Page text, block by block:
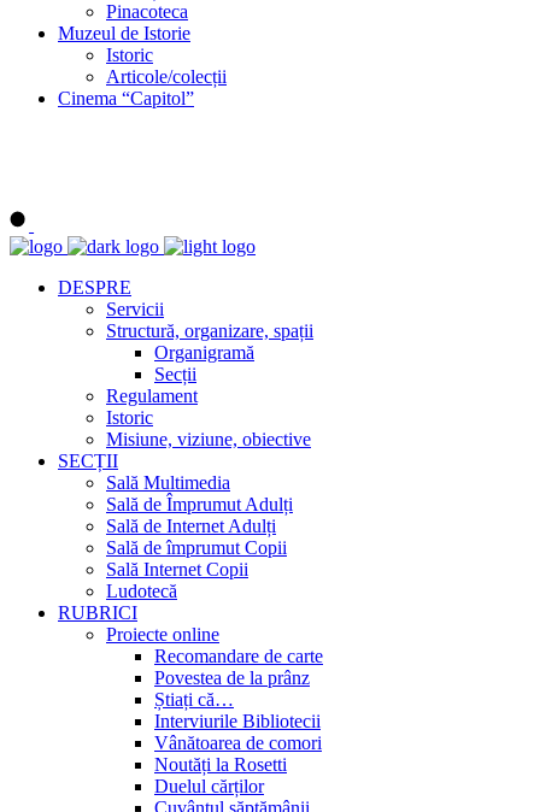
Pinacoteca
Muzeul de Istorie
Istoric
Articole/colecții
Cinema “Capitol”
DESPRE
Servicii
Structură, organizare, spații
Organigramă
Secții
Regulament
Istoric
Misiune, viziune, obiective
SECȚII
Sală Multimedia
Sală de Împrumut Adulți
Sală de Internet Adulți
Sală de împrumut Copii
Sală Internet Copii
Ludotecă
RUBRICI
Proiecte online
Recomandare de carte
Povestea de la prânz
Știați că…
Interviurile Bibliotecii
Vânătoarea de comori
Noutăți la Rosetti
Duelul cărților
Cuvântul săptămânii